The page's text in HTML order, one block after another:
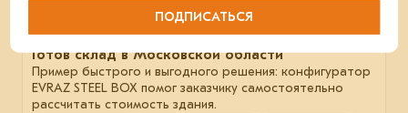
Готов склад в Московской области
Пример быстрого и выгодного решения: конфигуратор
EVRAZ STEEL BOX помог заказчику самостоятельно
рассчитать стоимость здания.
ПОДПИСАТЬСЯ